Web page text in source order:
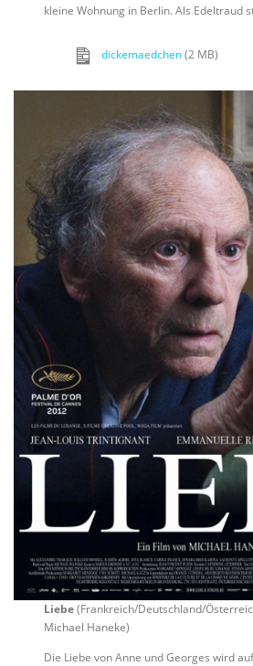
kleine Wohnung in Berlin. Als Edeltraud
dickemaedchen(2 MB)
Liebe(Frankreich/Deutschland/
Michael Haneke)
Die Liebe von Anne und Georges wird